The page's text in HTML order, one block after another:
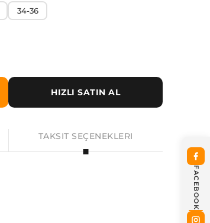
34-36
HIZLI SATIN AL
TAKSIT SEÇENEKLERI
FACEBOOK